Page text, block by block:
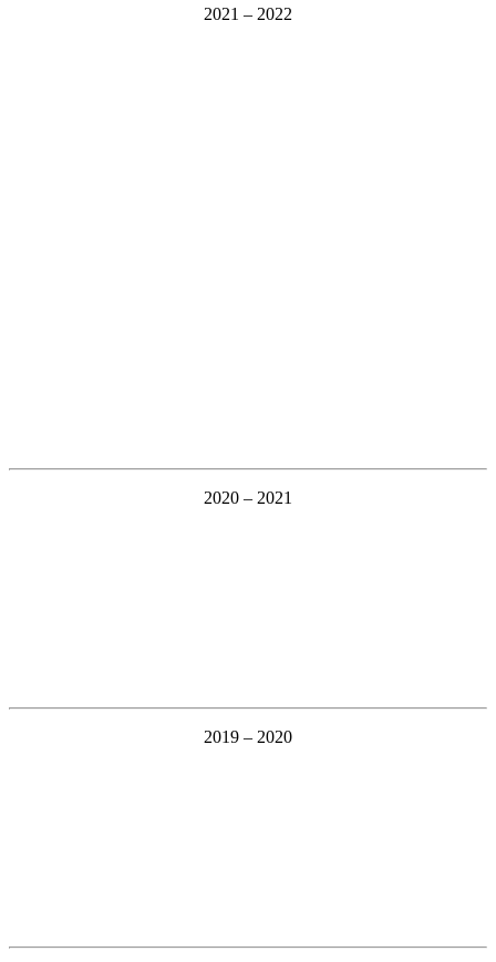
2021 – 2022
2020 – 2021
2019 – 2020